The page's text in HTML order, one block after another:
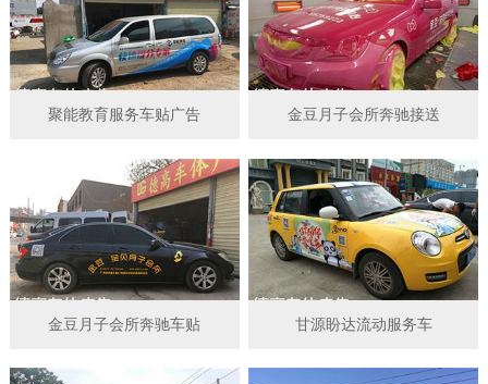
聚能教育服务车贴广告 金豆月子会所奔驰接送
金豆月子会所奔驰车贴 甘源盼达流动服务车